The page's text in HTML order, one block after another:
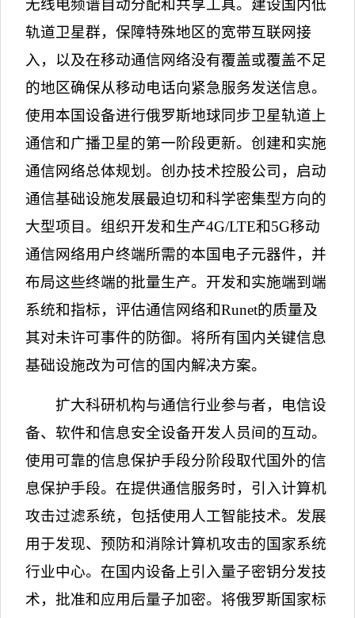
无线电频谱自动分配和共享工具。建设国内低
轨道卫星群，保障特殊地区的宽带互联网接
入，以及在移动通信网络没有覆盖或覆盖不足
的地区确保从移动电话向紧急服务发送信息。
使用本国设备进行俄罗斯地球同步卫星轨道上
通信和广播卫星的第一阶段更新。创建和实施
通信网络总体规划。创办技术控股公司，启动
通信基础设施发展最迫切和科学密集型方向的
大型项目。组织开发和生产4G/LTE和5G移动
通信网络用户终端所需的本国电子元器件，并
布局这些终端的批量生产。开发和实施端到端
系统和指标，评估通信网络和Runet的质量及
其对未许可事件的防御。将所有国内关键信息
基础设施改为可信的国内解决方案。
扩大科研机构与通信行业参与者，电信设
备、软件和信息安全设备开发人员间的互动。
使用可靠的信息保护手段分阶段取代国外的信
息保护手段。在提供通信服务时，引入计算机
攻击过滤系统，包括使用人工智能技术。发展
用于发现、预防和消除计算机攻击的国家系统
行业中心。在国内设备上引入量子密钥分发技
术，批准和应用后量子加密。将俄罗斯国家标